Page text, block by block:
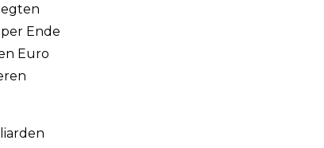
Ende
Euro